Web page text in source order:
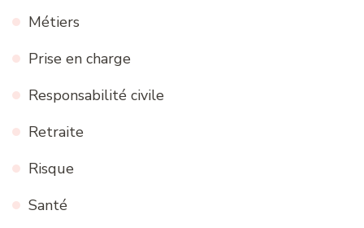
Métiers
Prise en charge
Responsabilité civile
Retraite
Risque
Santé